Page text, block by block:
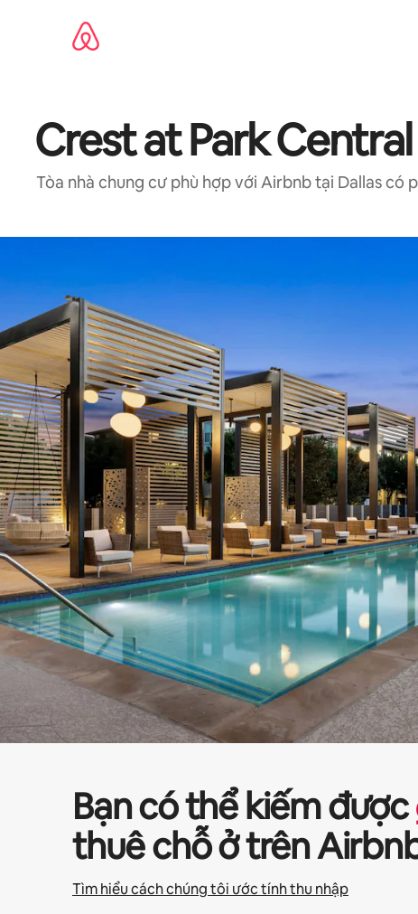
Crest at Park Central
Tòa nhà chung cư phù hợp với Airbnb tại Dallas có
Bạn có thể kiếm được
thuê chỗ ở trên
Tìm hiểu cách chúng tôi ước tính thu nhập